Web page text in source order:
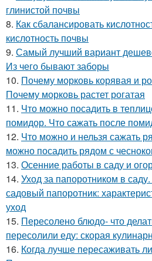
глинистой почвы
8. Как сбалансировать
кислотность почвы
9. Самый лучший вариант
Из чего бывают заборы
10. Почему морковь корявая и
Почему морковь растет рогатая
11. Что можно посадить в
помидор. Что сажать после
12. Что можно и нельзя сажать
можно посадить рядом с
13. Осенние работы в саду и
14. Уход за папоротником в
садовый папоротник:
уход
15. Пересолено блюдо- что
пересолили еду: скорая
16. Когда лучше пересаживать